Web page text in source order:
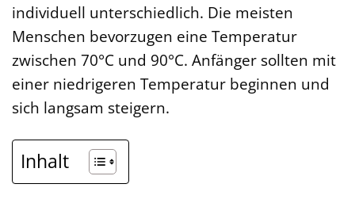
individuell unterschiedlich. Die meisten
Menschen bevorzugen eine Temperatur
zwischen 70°C und 90°C. Anfänger sollten mit
einer niedrigeren Temperatur beginnen und
sich langsam steigern.
Inhalt